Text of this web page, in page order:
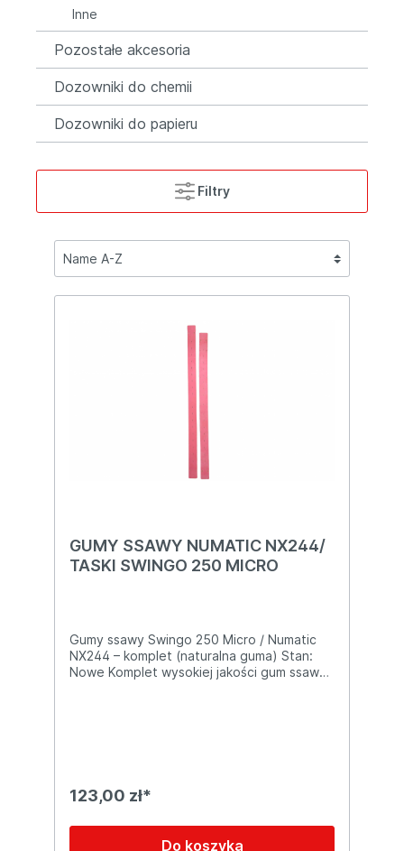
Inne
Pozostałe akcesoria
Dozowniki do chemii
Dozowniki do papieru
Filtry
GUMY SSAWY NUMATIC NX244/
TASKI SWINGO 250 MICRO
Gumy ssawy Swingo 250 Micro / Numatic
NX244 – komplet (naturalna guma) Stan:
Nowe Komplet wysokiej jakości gum ssawy
trwałej naturalnej gumy Odporność na
123,00 zł*
Do koszyka